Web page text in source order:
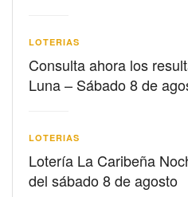
LOTERIAS
Consulta ahora los
Luna – Sábado 8 de
LOTERIAS
Lotería La Caribeña
del sábado 8 de agosto